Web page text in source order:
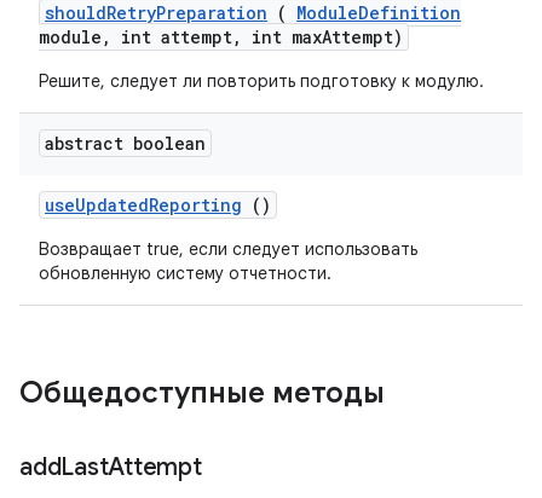
shouldRetryPreparation ( ModuleDefinition
module , int attempt, int maxAttempt)
Решите, следует ли повторить подготовку к модулю.
abstract boolean
useUpdatedReporting ()
Возвращает true, если следует использовать
обновленную систему отчетности.
Общедоступные методы
addLastAttempt